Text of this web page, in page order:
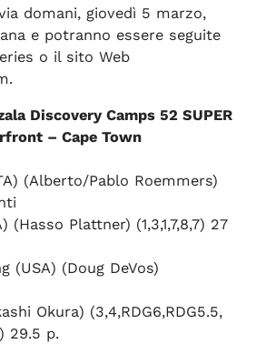
domani, giovedì 5 marzo,
e potranno essere seguite
o il sito Web
Discovery Camps 52 SUPER
– Cape Town
(Alberto/Pablo Roemmers)
(Hasso Plattner) (1,3,1,7,8,7) 27
(USA) (Doug DeVos)
Okura) (3,4,RDG6,RDG5.5,
29.5 p.